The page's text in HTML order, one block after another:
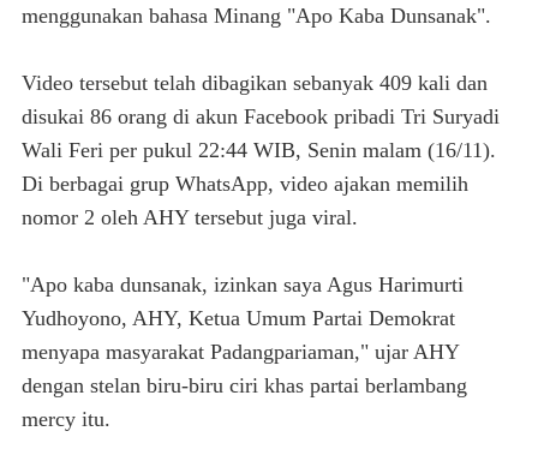
menggunakan bahasa Minang "Apo Kaba Dunsanak".
Video tersebut telah dibagikan sebanyak 409 kali dan
disukai 86 orang di akun Facebook pribadi Tri Suryadi
Wali Feri per pukul 22:44 WIB, Senin malam (16/11).
Di berbagai grup WhatsApp, video ajakan memilih
nomor 2 oleh AHY tersebut juga viral.
"Apo kaba dunsanak, izinkan saya Agus Harimurti
Yudhoyono, AHY, Ketua Umum Partai Demokrat
menyapa masyarakat Padangpariaman," ujar AHY
dengan stelan biru-biru ciri khas partai berlambang
mercy itu.